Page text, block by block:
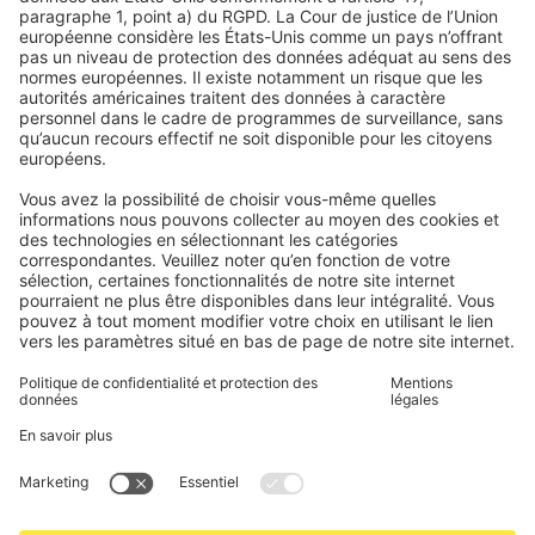
fenêtres.
Moteurs pour volets roulants
Moustiquaires
Stores bannes
Maison connectée
Électronique et radio
Délais de livraison et expédition
Modes de paiement
Conditions des bons d'achat
Consignes de sécurité
Enregistrements
Informations obligatoires pour les consommateurs
Modes de paiement
Partenaires d'expédition
Politique de confidentialité et protection des données
Informations sur l’élimination des piles et équipements
Conditions de garantie
Paramètres des cookies